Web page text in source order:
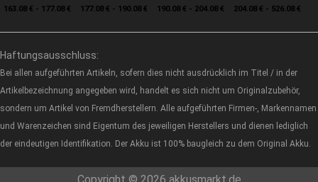
163.08 € - 177.08 €
177.08 € - 190.08 € 190.08 € - 204.08 € 204.08 € - 526.08 €
Haftungsausschluss:
Bei allen aufgeführten Artikeln, sofern dies nicht ausdrücklich im Titel / in der
Artikelbezeichnung angegeben wird, handelt es sich nicht um Originalzubehör,
sondern um Artikel von Fremdherstellern. Alle aufgeführten Firmen-, Markennamen
und Warenzeichen sind Eigentum des jeweiligen Herstellers und dienen lediglich
der eindeutigen Identifikation. Der Akku ist 100% baugleich zu dem Original Akku.